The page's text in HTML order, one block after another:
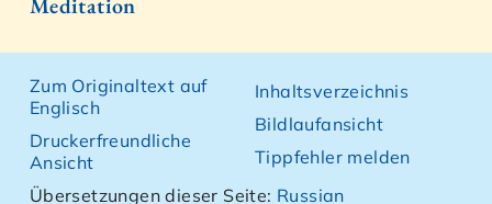
Zum Originaltext auf
Englisch
Druckerfreundliche
Ansicht
Inhaltsverzeichnis
Bildlaufansicht
Tippfehler melden
Übersetzungen dieser Seite: Russian